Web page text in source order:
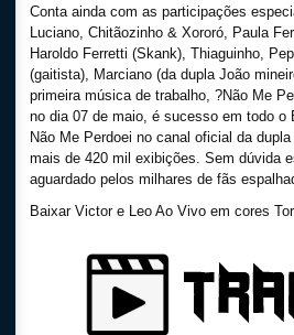
Conta ainda com as participações
Luciano, Chitãozinho & Xororó, Paula
Haroldo Ferretti (Skank), Thiaguinho,
(gaitista), Marciano (da dupla João
primeira música de trabalho, ?Não Me
no dia 07 de maio, é sucesso em todo o
Não Me Perdoei no canal oficial da
mais de 420 mil exibições. Sem dúvida
aguardado pelos milhares de fãs
Baixar Victor e Leo Ao Vivo em cores